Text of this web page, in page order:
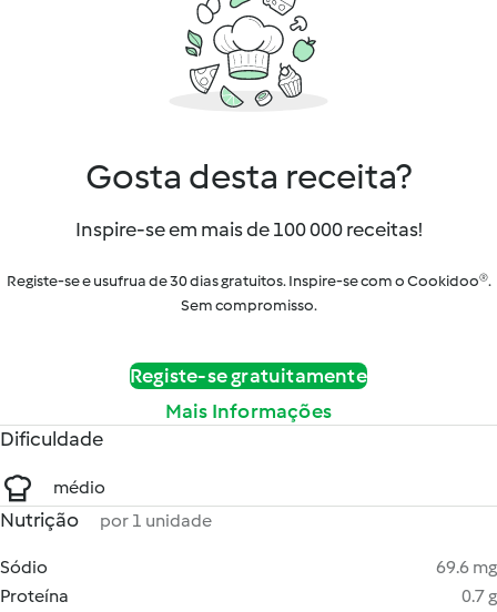
Gosta desta receita?
Inspire-se em mais de 100 000 receitas!
Registe-se e usufrua de 30 dias gratuitos. Inspire-se com o Cookidoo®.
Sem compromisso.
Registe-se gratuitamente
Mais Informações
Dificuldade
médio
Nutrição por 1 unidade
Sódio
69.6 mg
Proteína
0.7 g